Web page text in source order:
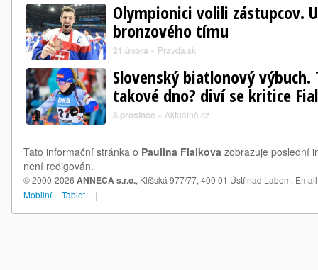
Olympionici volili zástupcov.
bronzového tímu
21.února » Pravda.sk
Slovenský biatlonový
takové dno? diví se kritice
8.prosince » Aktuálně.cz
Tato informační stránka o Paulina Fialkova zobrazuje poslední
není redigován.
© 2000-2026 ANNECA s.r.o., Klíšská 977/77, 400 01 Ústí nad Labem,
Mobilní
Tablet |